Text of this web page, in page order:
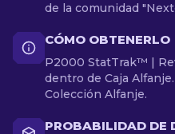
de la comunidad
CÓMO OBTENERLO
P2000 StatTrak™ |
dentro de Caja
Colección Alfanje.
PROBABILIDAD DE